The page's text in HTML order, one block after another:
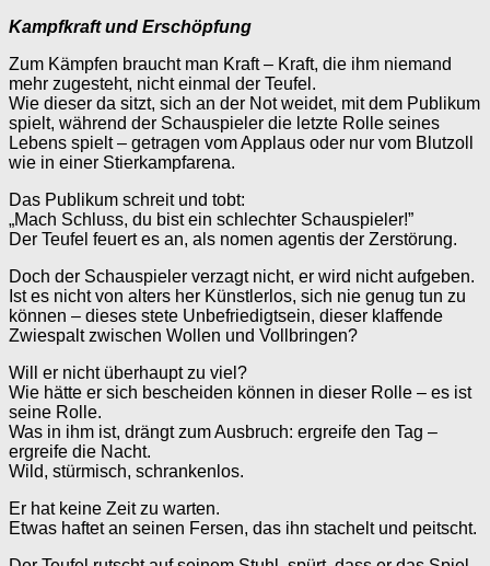
Kampfkraft und Erschöpfung
Zum Kämpfen braucht man Kraft – Kraft, die ihm niemand
mehr zugesteht, nicht einmal der Teufel.
Wie dieser da sitzt, sich an der Not weidet, mit dem Publikum
spielt, während der Schauspieler die letzte Rolle seines
Lebens spielt – getragen vom Applaus oder nur vom Blutzoll
wie in einer Stierkampfarena.
Das Publikum schreit und tobt:
„Mach Schluss, du bist ein schlechter Schauspieler!”
Der Teufel feuert es an, als nomen agentis der Zerstörung.
Doch der Schauspieler verzagt nicht, er wird nicht aufgeben.
Ist es nicht von alters her Künstlerlos, sich nie genug tun zu
können – dieses stete Unbefriedigtsein, dieser klaffende
Zwiespalt zwischen Wollen und Vollbringen?
Will er nicht überhaupt zu viel?
Wie hätte er sich bescheiden können in dieser Rolle – es ist
seine Rolle.
Was in ihm ist, drängt zum Ausbruch: ergreife den Tag –
ergreife die Nacht.
Wild, stürmisch, schrankenlos.
Er hat keine Zeit zu warten.
Etwas haftet an seinen Fersen, das ihn stachelt und peitscht.